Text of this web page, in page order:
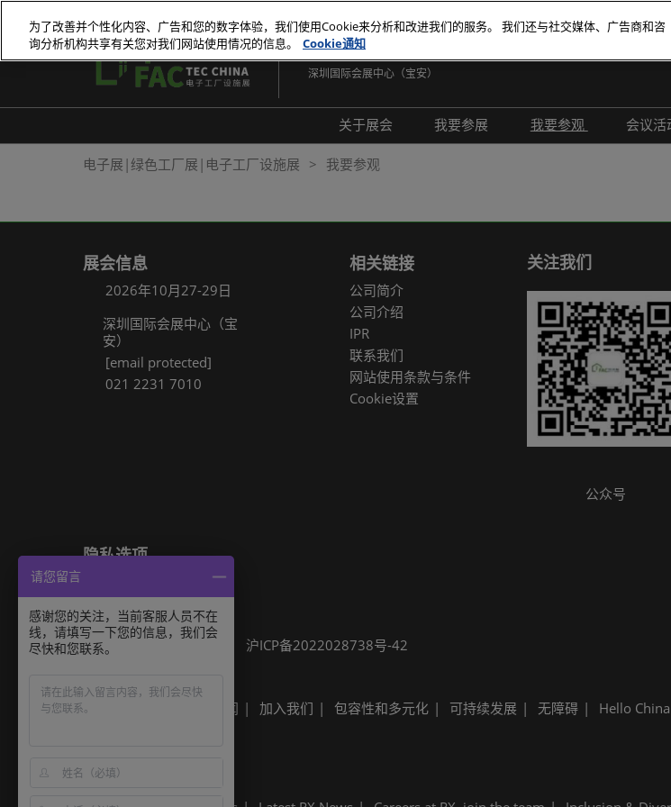
接
跳
容
2026年10月27-29日
深圳国际会展中心（宝安）
关于展会
展会介绍
常见问题解答
我要参展
观众范围
我要参观
TAP特邀贵宾买家
组团参观
智慧会刊
展商名录
展品名录
参观指南
会议活
评
电子展|绿色工厂展|电子工厂设施展 我要参观
展会信息
2026年10月27-29日
深圳国际会展中心（宝
安）
[email protected]
021 2231 7010
相关链接
公司简介
公司介绍
IPR
联系我们
网站使用条款与条件
Cookie设置
关注我们
公众
隐私选项
Cookie政策
展会信息
可持续发展 沪ICP备2022028738号-42
Built by RX
其他励展展会 励展新闻 加入我们 包容性和多元化 可持续发展 无障碍 Hello
Built by RX
请您留言
感谢您的关注，当前客服人员不在
线，请填写一下您的信息，我们会
尽快和您联系。
为了改善并个性化内容、广告和您的数字体验，我们使用Cookie来分析和改进我们的服务。 我们还与社交媒体、广告商和咨
询分析机构共享有关您对我们网站使用情况的信息。
Cookie通知